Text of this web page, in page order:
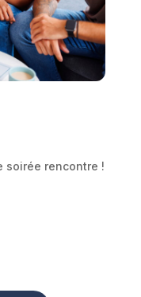
soirée rencontre !